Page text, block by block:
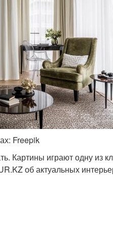
Freepik
Картины играют одну из
об актуальных